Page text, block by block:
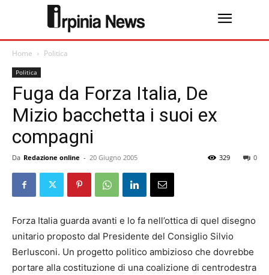
Home Politica
Politica
Fuga da Forza Italia, De
Mizio bacchetta i suoi ex
compagni
Da Redazione online - 20 Giugno 2005 0
329
Forza Italia guarda avanti e lo fa nell’ottica di quel disegno
unitario proposto dal Presidente del Consiglio Silvio
Berlusconi. Un progetto politico ambizioso che dovrebbe
portare alla costituzione di una coalizione di centrodestra